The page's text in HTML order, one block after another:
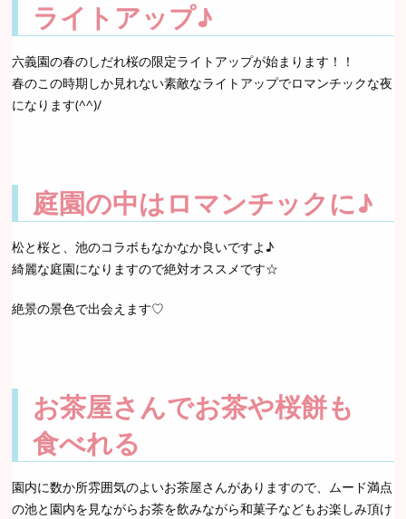
ライトアップ♪
六義園の春のしだれ桜の限定ライトアップが始まります！！
春のこの時期しか見れない素敵なライトアップでロマンチックな夜
になります(^^)/
庭園の中はロマンチックに♪
松と桜と、池のコラボもなかなか良いですよ♪
綺麗な庭園になりますので絶対オススメです☆
絶景の景色で出会えます♡
お茶屋さんでお茶や桜餅も
食べれる
園内に数か所雰囲気のよいお茶屋さんがありますので、ムード満点
の池と園内を見ながらお茶を飲みながら和菓子などもお楽しみ頂け